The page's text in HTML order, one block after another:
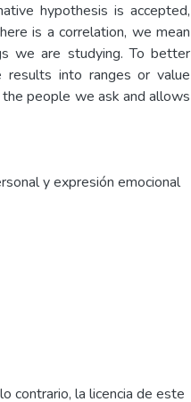
hypothesis is accepted,
is a correlation, we mean
we are studying. To better
results into ranges or value
people we ask and allows
y expresión emocional
contrario, la licencia de este